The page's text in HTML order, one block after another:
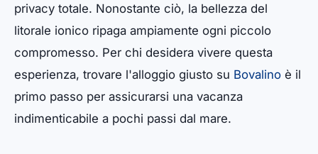
privacy totale. Nonostante ciò, la bellezza del
litorale ionico ripaga ampiamente ogni piccolo
compromesso. Per chi desidera vivere questa
esperienza, trovare l'alloggio giusto su Bovalino è il
primo passo per assicurarsi una vacanza
indimenticabile a pochi passi dal mare.